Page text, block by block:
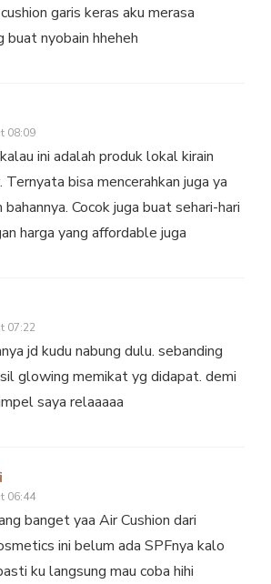
garis keras aku merasa
nyobain hheheh
08:09
ini adalah produk lokal kirain
Ternyata bisa mencerahkan juga ya
bahannya. Cocok juga buat sehari-hari
harga yang affordable juga
07:22
jd kudu nabung dulu. sebanding
glowing memikat yg didapat. demi
saya relaaaaa
06:44
banget yaa Air Cushion dari
ini belum ada SPFnya kalo
ku langsung mau coba hihi